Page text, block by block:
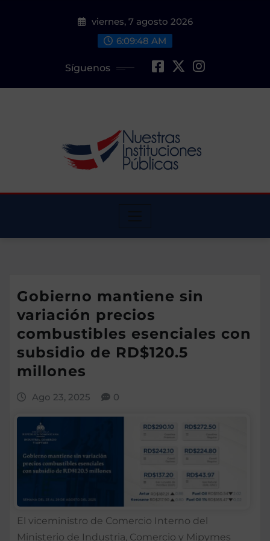
viernes, 7 agosto 2026
6:09:48 AM
Síguenos
Gobierno mantiene sin
variación precios
combustibles esenciales con
subsidio de RD$120.5
millones
Ago 23, 2025 0
El viceministro de Comercio Interno del
Ministerio de Industria, Comercio y Mipymes